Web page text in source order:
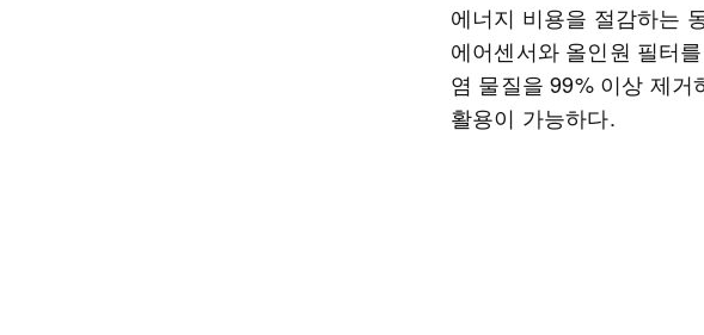
에너지 비용을 절감하는
에어센서와 올인원 필터
염 물질을 99% 이상 제
활용이 가능하다.